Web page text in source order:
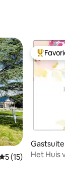
5 (15)
Gastsuite
Het Huis